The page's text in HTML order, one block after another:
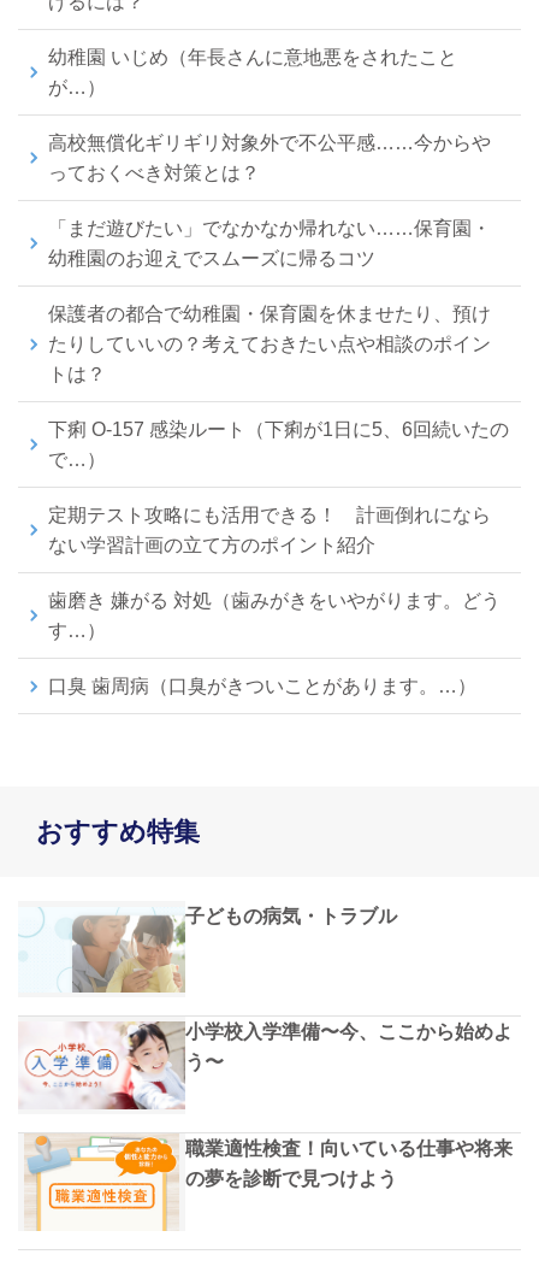
幼稚園 いじめ（年長さんに意地悪をされたこと
が…）
高校無償化ギリギリ対象外で不公平感……今からや
っておくべき対策とは？
「まだ遊びたい」でなかなか帰れない……保育園・
幼稚園のお迎えでスムーズに帰るコツ
保護者の都合で幼稚園・保育園を休ませたり、預け
たりしていいの？考えておきたい点や相談のポイン
トは？
下痢 O-157 感染ルート（下痢が1日に5、6回続いたの
で…）
定期テスト攻略にも活用できる！ 計画倒れになら
ない学習計画の立て方のポイント紹介
歯磨き 嫌がる 対処（歯みがきをいやがります。どう
す…）
口臭 歯周病（口臭がきついことがあります。…）
おすすめ特集
子どもの病気・トラブル
小学校入学準備〜今、ここから始めよ
う〜
職業適性検査！向いている仕事や将来
の夢を診断で見つけよう